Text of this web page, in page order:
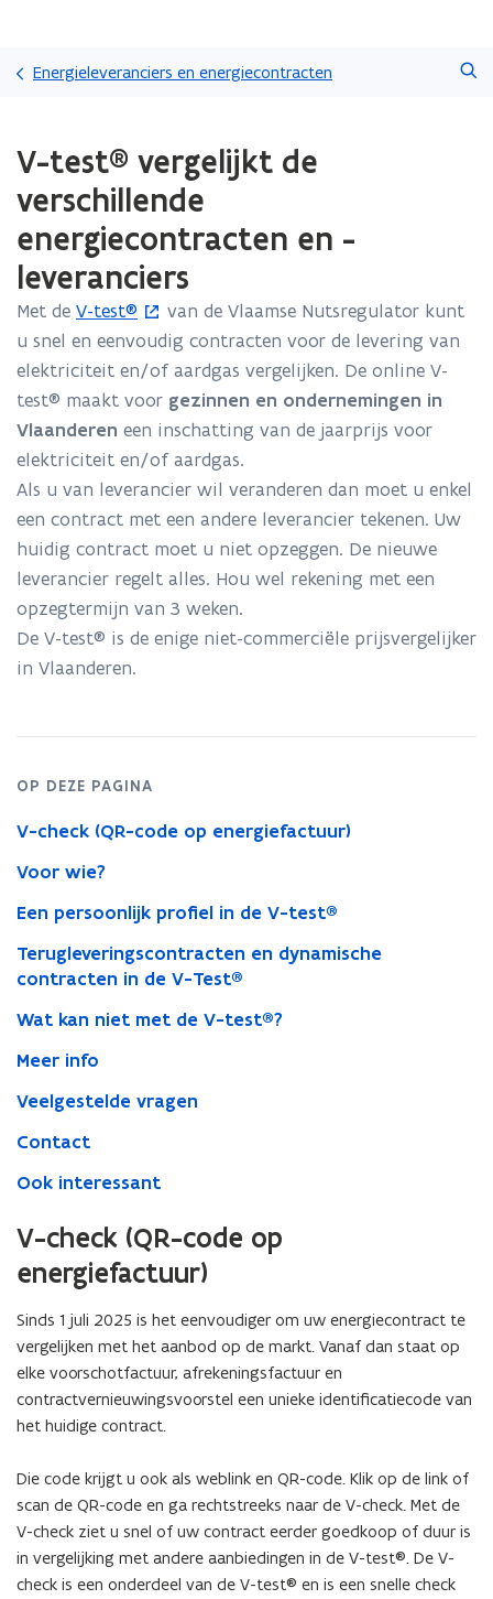
naar
gaan
Energieleveranciers en energiecontracten
met
laden.
zich
op:
test®
vergelijkt
verschillende
energiecontracten
leveranciers
V-test® vergelijkt de
verschillende
energiecontracten en -
leveranciers
Met de V-test®
(
o
p
e
n
t
i
n
n
i
e
u
w
s
r
)
van de Vlaamse Nutsregulator kunt
u snel en eenvoudig contracten voor de levering van
elektriciteit en/of aardgas vergelijken. De online V-
test® maakt voor gezinnen en ondernemingen in
Vlaanderen een inschatting van de jaarprijs voor
elektriciteit en/of aardgas.
Als u van leverancier wil veranderen dan moet u enkel
een contract met een andere leverancier tekenen. Uw
huidig contract moet u niet opzeggen. De nieuwe
leverancier regelt alles. Hou wel rekening met een
opzegtermijn van 3 weken.
De V-test® is de enige niet-commerciële prijsvergelijker
in Vlaanderen.
OP DEZE PAGINA
V-check (QR-code op energiefactuur)
Voor wie?
Een persoonlijk profiel in de V-test®
Terugleveringscontracten en dynamische
contracten in de V-Test®
Wat kan niet met de V-test®?
Meer info
Veelgestelde vragen
Contact
Ook interessant
V-check (QR-code op
energiefactuur)
Sinds 1 juli 2025 is het eenvoudiger om uw energiecontract te
vergelijken met het aanbod op de markt. Vanaf dan staat op
elke voorschotfactuur, afrekeningsfactuur en
contractvernieuwingsvoorstel een unieke identificatiecode van
het huidige contract.
Die code krijgt u ook als weblink en QR-code. Klik op de link of
scan de QR-code en ga rechtstreeks naar de V-check. Met de
V-check ziet u snel of uw contract eerder goedkoop of duur is
in vergelijking met andere aanbiedingen in de V-test®. De V-
check is een onderdeel van de V-test® en is een snelle check